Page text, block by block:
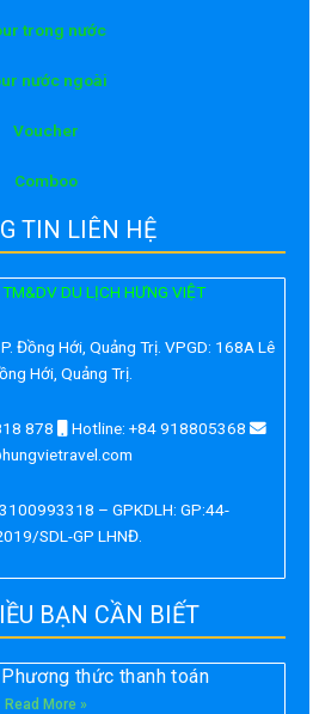
trong nước
nước ngoài
Voucher
Comboo
TIN LIÊN HỆ
DU LỊCH HƯNG VIỆT
Đồng Hới, Quảng Trị. VPGD: 168A Lê
Hới, Quảng Trị.
878
Hotline: +84 918805368
– GPKDLH: GP:44-
SDL-GP LHNĐ.
BẠN CẦN BIẾT
thức thanh toán
Read More »